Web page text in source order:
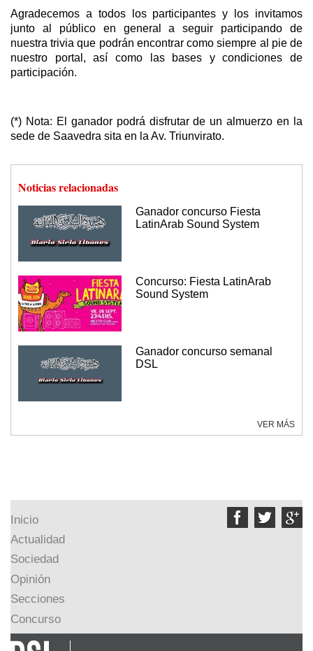
Agradecemos a todos los participantes y los invitamos
junto al público en general a seguir participando de
nuestra trivia que podrán encontrar como siempre al pie de
nuestro portal, así como las bases y condiciones de
participación.
(*) Nota: El ganador podrá disfrutar de un almuerzo en la
sede de Saavedra sita en la Av. Triunvirato.
Noticias relacionadas
Ganador concurso Fiesta
LatinArab Sound System
Concurso: Fiesta LatinArab
Sound System
Ganador concurso semanal
DSL
VER MÁS
  
Inicio
Actualidad
Sociedad
Opinión
Secciones
Concurso